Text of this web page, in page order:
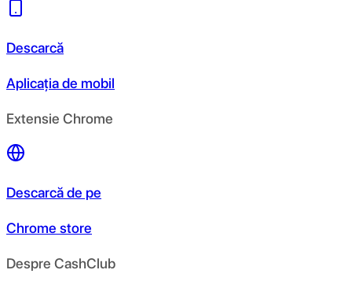
Descarcă
Aplicația de mobil
Extensie Chrome
Descarcă de pe
Chrome store
Despre CashClub